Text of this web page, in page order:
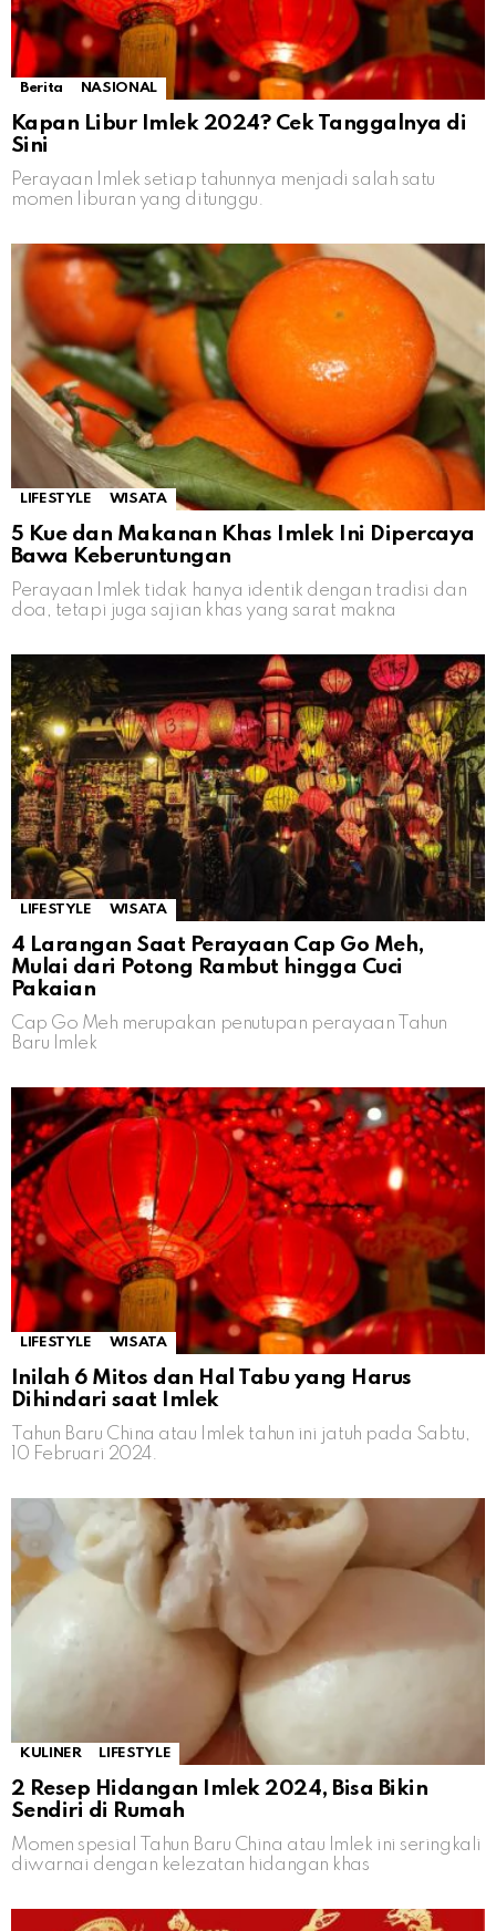
Berita NASIONAL
Kapan Libur Imlek 2024? Cek Tanggalnya di
Sini
Perayaan Imlek setiap tahunnya menjadi salah satu
momen liburan yang ditunggu.
LIFESTYLE WISATA
5 Kue dan Makanan Khas Imlek Ini Dipercaya
Bawa Keberuntungan
Perayaan Imlek tidak hanya identik dengan tradisi dan
doa, tetapi juga sajian khas yang sarat makna
LIFESTYLE WISATA
4 Larangan Saat Perayaan Cap Go Meh,
Mulai dari Potong Rambut hingga Cuci
Pakaian
Cap Go Meh merupakan penutupan perayaan Tahun
Baru Imlek
LIFESTYLE WISATA
Inilah 6 Mitos dan Hal Tabu yang Harus
Dihindari saat Imlek
Tahun Baru China atau Imlek tahun ini jatuh pada Sabtu,
10 Februari 2024.
KULINER LIFESTYLE
2 Resep Hidangan Imlek 2024, Bisa Bikin
Sendiri di Rumah
Momen spesial Tahun Baru China atau Imlek ini seringkali
diwarnai dengan kelezatan hidangan khas